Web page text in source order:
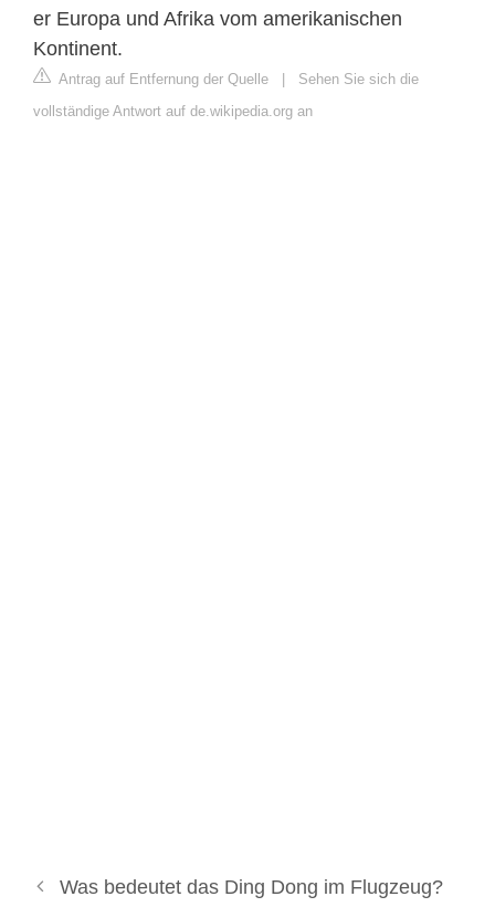
er Europa und Afrika vom amerikanischen
Kontinent.
Antrag auf Entfernung der Quelle | Sehen Sie sich die
vollständige Antwort auf de.wikipedia.org an
Was bedeutet das Ding Dong im Flugzeug?